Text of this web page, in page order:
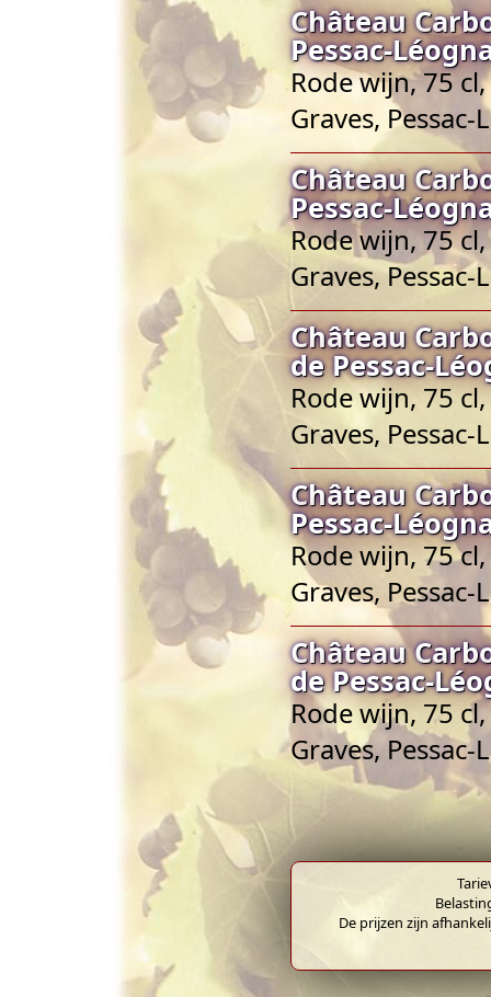
Château
Pessac-
Rode wijn, 75
Graves,
Château
Pessac-
Rode wijn, 75
Graves,
Château
de Pessac-
Rode wijn, 75
Graves,
Château
Pessac-
Rode wijn, 75
Graves,
Château
de Pessac-
Rode wijn, 75
Graves, Pessac-
De prijzen zijn